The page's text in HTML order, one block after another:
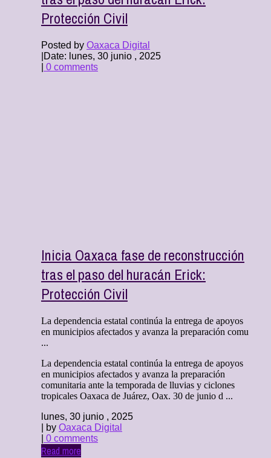
Protección Civil
Posted by Oaxaca Digital
Date: lunes, 30 junio , 2025
0 comments
Inicia Oaxaca fase de reconstrucción
tras el paso del huracán Erick:
Protección Civil
La dependencia estatal continúa la entrega de apoyos
en municipios afectados y avanza la preparación comu
...
La dependencia estatal continúa la entrega de apoyos
en municipios afectados y avanza la preparación
comunitaria ante la temporada de lluvias y ciclones
tropicales Oaxaca de Juárez, Oax. 30 de junio d ...
lunes, 30 junio , 2025
| by Oaxaca Digital
0 comments
Read more